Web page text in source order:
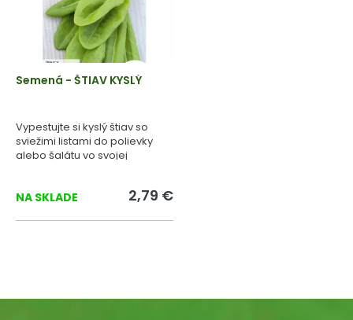
Semená - ŠTIAV KYSLÝ
Vypestujte si kyslý štiav so
sviežimi listami do polievky
alebo šalátu vo svojej
NA SKLADE 2,79 €